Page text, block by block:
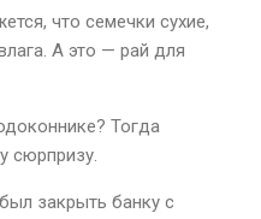
что семечки сухие,
А это — рай для
Тогда
сюрпризу.
закрыть банку с